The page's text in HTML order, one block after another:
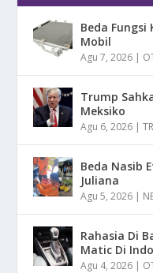
Beda Fungsi
Mobil
Agu 7, 2026 |
Trump
Meksiko
Agu 6, 2026 |
Beda Nasib
Juliana
Agu 5, 2026 |
Rahasia Di
Matic Di
Agu 4, 2026 |